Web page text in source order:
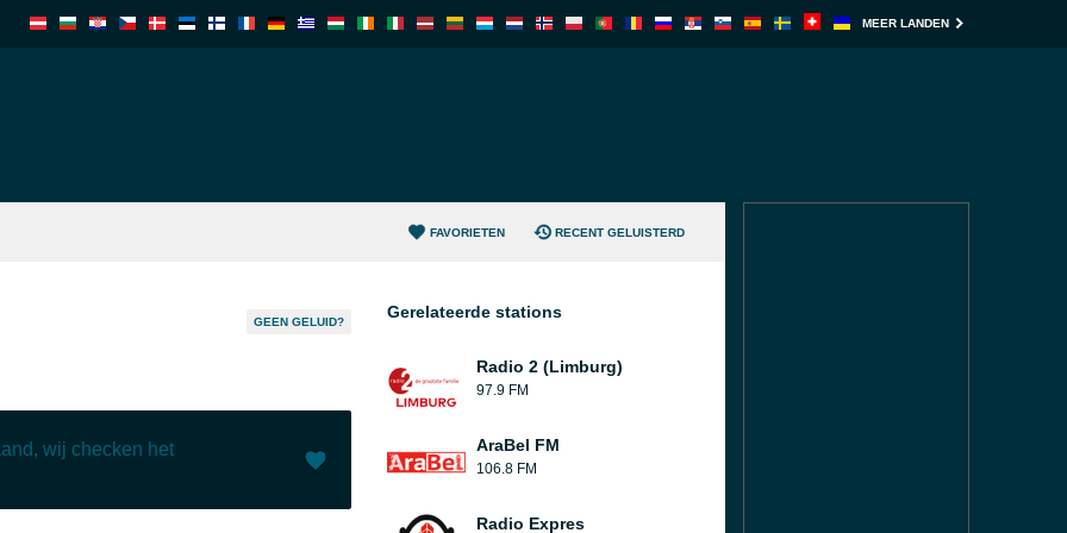
MEER LANDEN
FAVORIETEN RECENT GELUISTERD
GEEN GELUID?
wij checken het
Gerelateerde stations
Radio 2 (Limburg)
97.9 FM
AraBel FM
106.8 FM
Radio Expres